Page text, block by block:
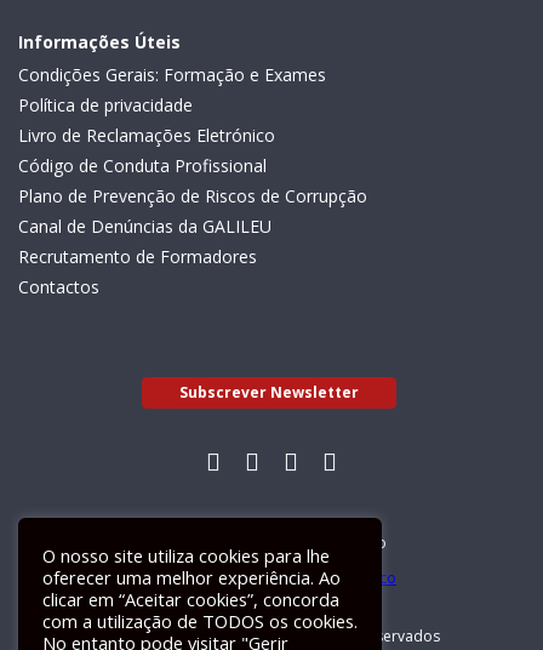
Informações Úteis
Condições Gerais: Formação e Exames
Política de privacidade
Livro de Reclamações Eletrónico
Código de Conduta Profissional
Plano de Prevenção de Riscos de Corrupção
Canal de Denúncias da GALILEU
Recrutamento de Formadores
Contactos
Subscrever Newsletter
Livro de Reclamações Electrónico
GALILEU 2026 © Todos os direitos reservados
O nosso site utiliza cookies para lhe
oferecer uma melhor experiência. Ao
clicar em “Aceitar cookies”, concorda
com a utilização de TODOS os cookies.
No entanto pode visitar "Gerir